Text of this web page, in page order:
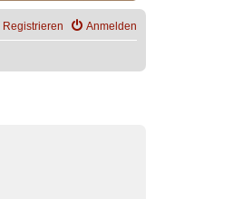
Anmelden
Registrieren